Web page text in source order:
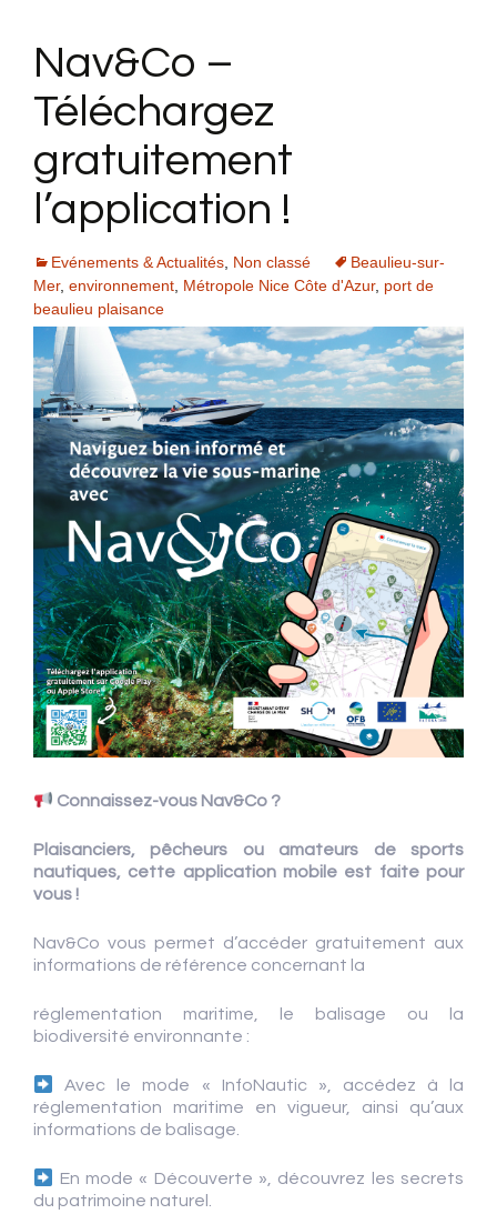
Nav&Co –
Téléchargez
gratuitement
l’application !
Evénements & Actualités Non classé
Beaulieu-sur-
Mer, environnement Métropole Nice Côte d'Azur, port de
beaulieu plaisance
Connaissez-vous Nav&Co ?
Plaisanciers, pêcheurs ou amateurs de sports
nautiques, cette application mobile est faite pour
vous !
Nav&Co vous permet d’accéder gratuitement aux
informations de référence concernant la
réglementation maritime, le balisage ou la
biodiversité environnante :
Avec le mode « InfoNautic », accédez à la
réglementation maritime en vigueur, ainsi qu’aux
informations de balisage.
En mode « Découverte », découvrez les secrets
du patrimoine naturel.